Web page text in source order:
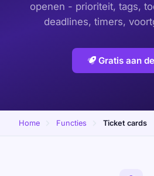
openen - prioriteit, tags,
deadlines, timers,
Gratis aan
Home Functies Ticket cards